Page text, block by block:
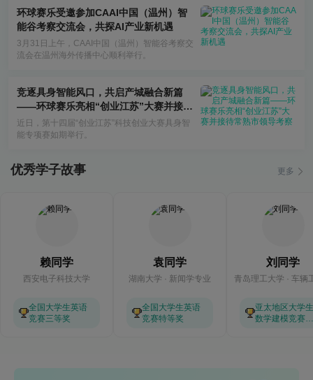
环球赛乐受邀参加CAAI中国（温州）智
能谷考察交流会，共探AI产业新机遇
3月31日上午，CAAI中国（温州）智能谷考察交
流会在温州海外传播中心顺利举行。
竞逐具身智能风口，共启产城融合新篇
——环球赛乐亮相“创业江苏”大赛并接待
常熟市领导考察
近日，第十四届“创业江苏”科技创业大赛具身智
能专项赛如期举行。
优秀学子故事 更多
赖同学
西安电子科技大学
全国大学生英语
竞赛三等奖
袁同学
湖南大学 · 新闻学专业
全国大学生英语
竞赛特等奖
刘同学
亚太地区大学生
数学建模竞赛二